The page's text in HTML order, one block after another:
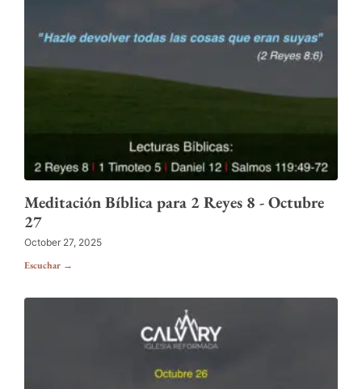
Meditación Bíblica para 2 Reyes 8 - Octubre
27
October 27, 2025
Escuchar →